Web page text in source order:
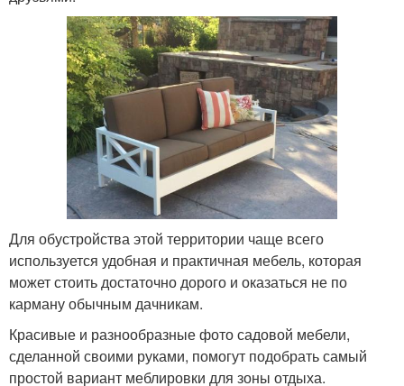
Для обустройства этой территории чаще всего
используется удобная и практичная мебель, которая
может стоить достаточно дорого и оказаться не по
карману обычным дачникам.
Красивые и разнообразные фото садовой мебели,
сделанной своими руками, помогут подобрать самый
простой вариант меблировки для зоны отдыха.